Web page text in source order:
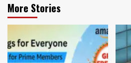
More Stories